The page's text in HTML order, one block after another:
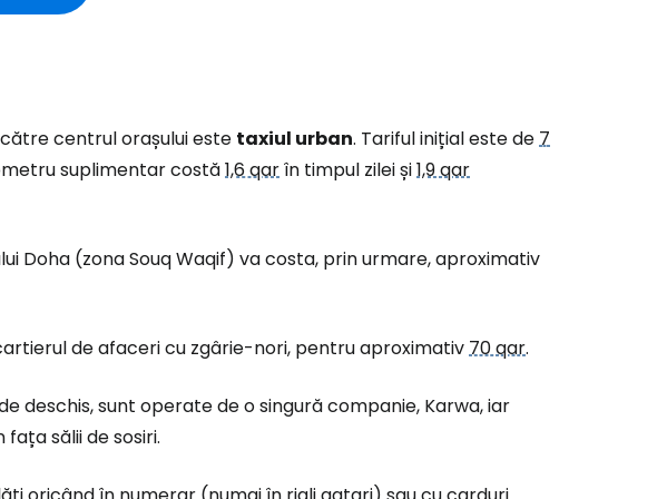
centrul orașului este taxiul urban. Tariful inițial este de7
suplimentar costă1,6 qarîn timpul zilei și1,9 qar
Doha (zona Souq Waqif) va costa, prin urmare, aproximativ
de afaceri cu zgârie-nori, pentru aproximativ70 qar.
deschis, sunt operate de o singură companie, Karwa, iar
sălii de sosiri.